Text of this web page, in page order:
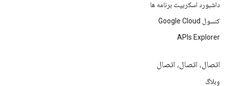
داشبورد اسکریپت برنامه ها
کنسول Google Cloud
APIs Explorer
اتصال، اتصال، اتصال
وبلاگ